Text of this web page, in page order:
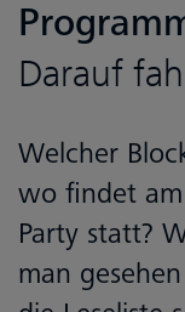
Darauf
Welcher
wo findet
Party statt?
man